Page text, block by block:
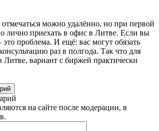
можно удалённо, но при первой
лично приехать в офис в Литве. Если вы
проблема. И ещё: вас могут обязать
раз в полгода. Так что для
Литве, вариант с биржей практически
на сайте после модерации, в